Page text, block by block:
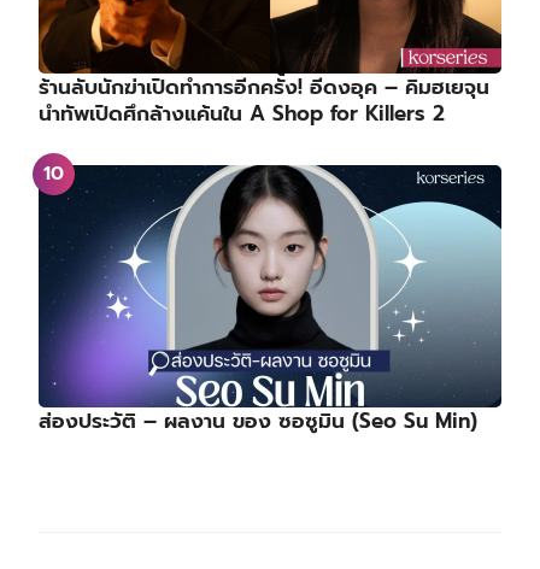
ร้านลับนักฆ่าเปิดทำการอีกครั้ง! อีดงอุค – คิมฮเยจุน
นำทัพเปิดศึกล้างแค้นใน A Shop for Killers 2
ส่องประวัติ – ผลงาน ของ ซอซูมิน (Seo Su Min)